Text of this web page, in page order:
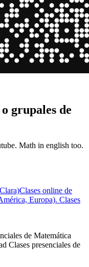
grupales de
Math in english too.
Clases online de
Europa). Clases
de Matemática
Clases presenciales de